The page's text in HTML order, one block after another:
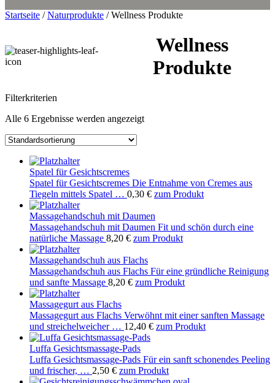
Startseite /Naturprodukte /Wellness Produkte
Wellness
Produkte
Filterkriterien
Alle 6 Ergebnisse werden angezeigt
Spatel für Gesichtscremes
Spatel für Gesichtscremes Die Entnahme von Cremes aus
Tiegeln mittels Spatel … 0,30 € zum Produkt
Massagehandschuh mit Daumen
Massagehandschuh mit Daumen Fit und schön durch eine
natürliche Massage 8,20 € zum Produkt
Massagehandschuh aus Flachs
Massagehandschuh aus Flachs Für eine gründliche Reinigung
und sanfte Massage 8,20 € zum Produkt
Massagegurt aus Flachs
Massagegurt aus Flachs Verwöhnt mit einer sanften Massage
und streichelweicher … 12,40 € zum Produkt
Luffa Gesichtsmassage-Pads
Luffa Gesichtsmassage-Pads Für ein sanft schonendes Peeling
und frischer, … 2,50 € zum Produkt